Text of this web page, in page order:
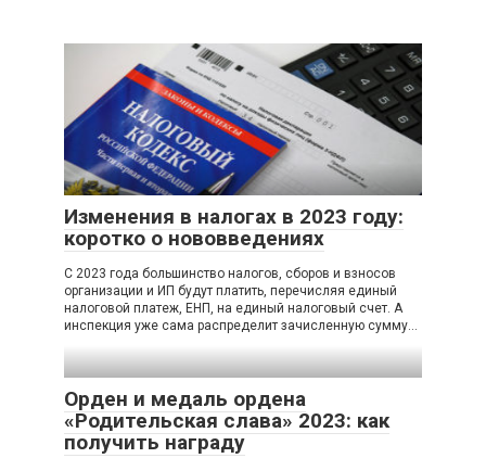
Изменения в налогах в 2023 году:
коротко о нововведениях
С 2023 года большинство налогов, сборов и взносов
организации и ИП будут платить, перечисляя единый
налоговой платеж, ЕНП, на единый налоговый счет. А
инспекция уже сама распределит зачисленную сумму…
Орден и медаль ордена
«Родительская слава» 2023: как
получить награду